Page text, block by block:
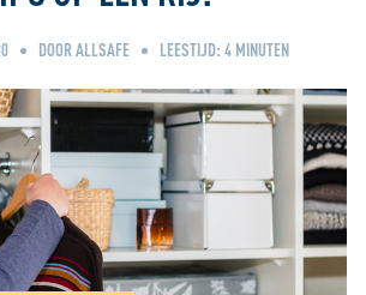
DOOR ALLSAFE LEESTIJD: 4 MINUTEN